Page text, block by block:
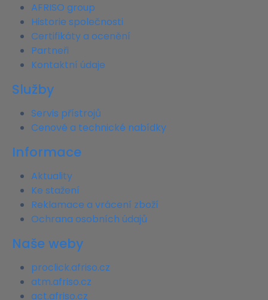
AFRISO group
Historie společnosti
Certifikáty a ocenění
Partneři
Kontaktní údaje
Služby
Servis přístrojů
Cenové a technické nabídky
Informace
Aktuality
Ke stažení
Reklamace a vrácení zboží
Ochrana osobních údajů
Naše weby
proclick.afriso.cz
atm.afriso.cz
act.afriso.cz